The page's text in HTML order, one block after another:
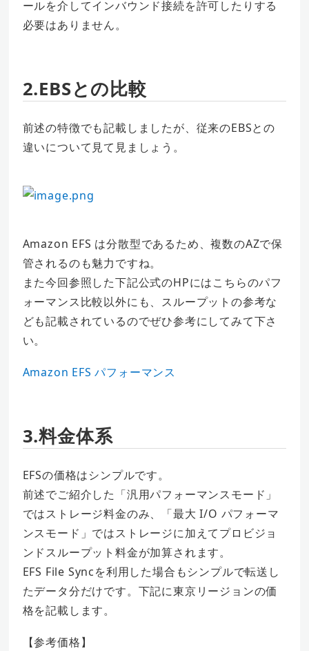
ールを介してインバウンド接続を許可したりする
必要はありません。
2.EBSとの比較
前述の特徴でも記載しましたが、従来のEBSとの
違いについて見て見ましょう。
Amazon EFS は分散型であるため、複数のAZで保
管されるのも魅力ですね。
また今回参照した下記公式のHPにはこちらのパフ
ォーマンス比較以外にも、スループットの参考な
ども記載されているのでぜひ参考にしてみて下さ
い。
Amazon EFS パフォーマンス
3.料金体系
EFSの価格はシンプルです。
前述でご紹介した「汎用パフォーマンスモード」
ではストレージ料金のみ、「最大 I/O パフォーマ
ンスモード」ではストレージに加えてプロビジョ
ンドスループット料金が加算されます。
EFS File Syncを利用した場合もシンプルで転送し
たデータ分だけです。下記に東京リージョンの価
格を記載します。
【参考価格】